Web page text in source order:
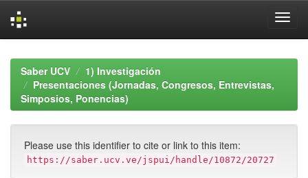
navigationSaber UCV
1) Investigación
Presentaciones (Jornadas, Congresos, Entrevistas,
Simposios, Ponencias)
Please use this identifier to cite or link to this item:
https://saber.ucv.ve/jspui/handle/10872/20727